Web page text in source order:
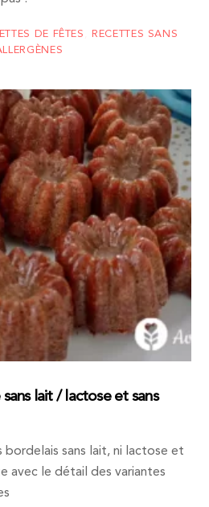
DE FÊTES
RECETTES SANS
lait / lactose et sans
bordelais sans lait, ni lactose et
avec le détail des variantes